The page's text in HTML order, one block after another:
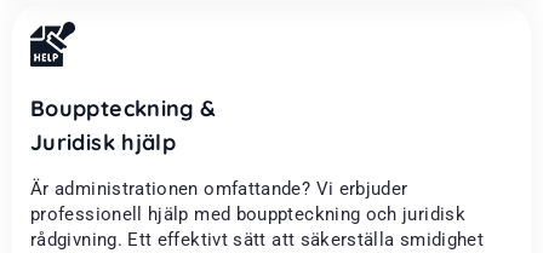
Bouppteckning &
Juridisk hjälp
Är administrationen omfattande? Vi erbjuder
professionell hjälp med bouppteckning och juridisk
rådgivning. Ett effektivt sätt att säkerställa smidighet